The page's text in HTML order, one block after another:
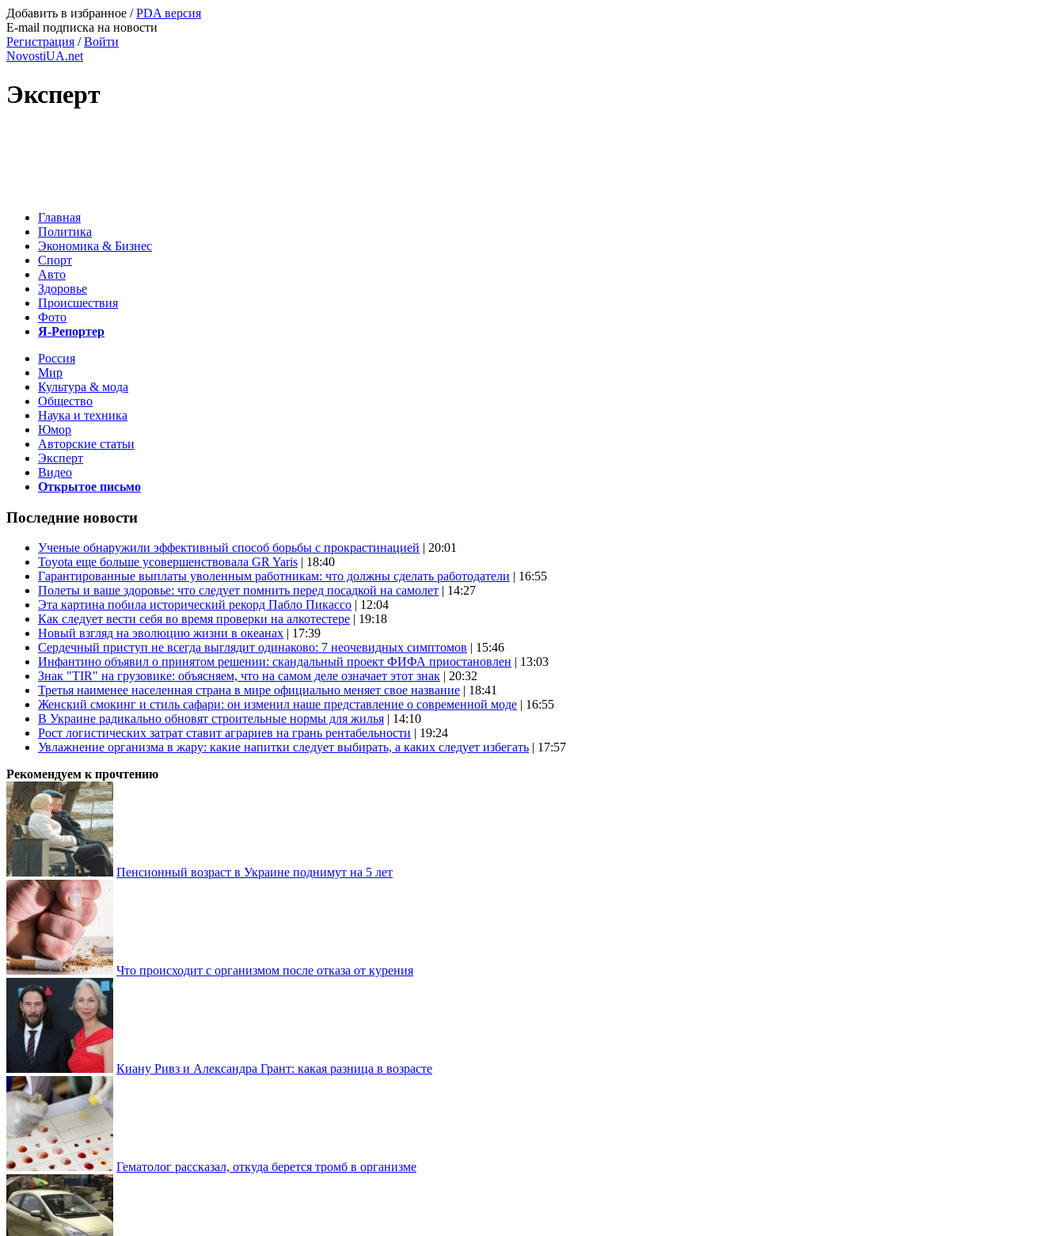
Добавить в избранное /PDA версия
E-mail подписка на новости
Регистрация /Войти
NovostiUA.net
Эксперт
Главная
Политика
Экономика & Бизнес
Спорт
Авто
Здоровье
Происшествия
Фото
Я-Репортер
Россия
Мир
Культура & мода
Общество
Наука и техника
Юмор
Авторские статьи
Эксперт
Видео
Открытое письмо
Последние новости
Ученые обнаружили эффективный способ борьбы с прокрастинацией | 20:01
Toyota еще больше усовершенствовала GR Yaris | 18:40
Гарантированные выплаты уволенным работникам: что должны сделать работодатели | 16:55
Полеты и ваше здоровье: что следует помнить перед посадкой на самолет | 14:27
Эта картина побила исторический рекорд Пабло Пикассо | 12:04
Как следует вести себя во время проверки на алкотестере | 19:18
Новый взгляд на эволюцию жизни в океанах | 17:39
Сердечный приступ не всегда выглядит одинаково: 7 неочевидных симптомов | 15:46
Инфантино объявил о принятом решении: скандальный проект ФИФА приостановлен | 13:03
Знак "TIR" на грузовике: объясняем, что на самом деле означает этот знак | 20:32
Третья наименее населенная страна в мире официально меняет свое название | 18:41
Женский смокинг и стиль сафари: он изменил наше представление о современной моде | 16:55
В Украине радикально обновят строительные нормы для жилья | 14:10
Рост логистических затрат ставит аграриев на грань рентабельности | 19:24
Увлажнение организма в жару: какие напитки следует выбирать, а каких следует избегать | 17:57
Рекомендуем к прочтению
Пенсионный возраст в Украине поднимут на 5 лет
Что происходит с организмом после отказа от курения
Киану Ривз и Александра Грант: какая разница в возрасте
Гематолог рассказал, откуда берется тромб в организме